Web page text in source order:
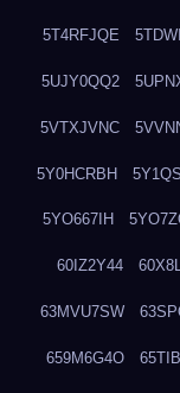
5T4RFJQE
5UJY0QQ2
5VTXJVNC
5Y0HCRBH
5YO667IH
60IZ2Y44
63MVU7SW
659M6G4O